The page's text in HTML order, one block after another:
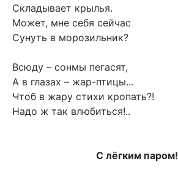
Складывает крылья.
Может, мне себя сейчас
Сунуть в морозильник?
Всюду – сонмы пегасят,
А в глазах – жар-птицы...
Чтоб в жару стихи кропать?!
Надо ж так влюбиться!..
С лёгким паром!